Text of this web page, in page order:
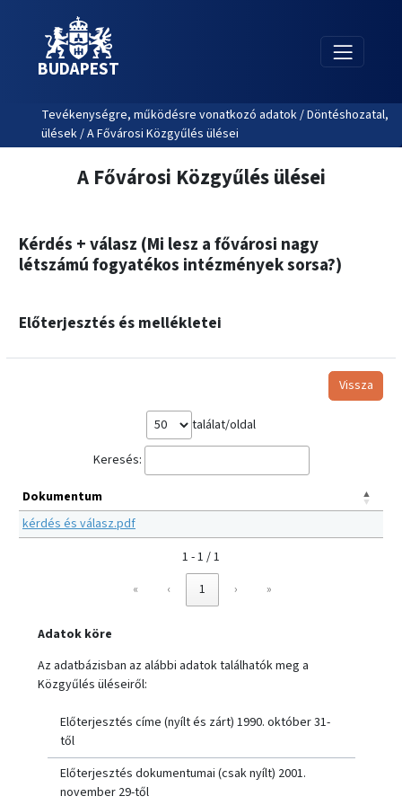
BUDAPEST
Tevékenységre, működésre vonatkozó adatok / Döntéshozatal,
ülések / A Fővárosi Közgyűlés ülései
A Fővárosi Közgyűlés ülései
Kérdés + válasz (Mi lesz a fővárosi nagy
létszámú fogyatékos intézmények sorsa?)
Előterjesztés és mellékletei
Vissza
találat/oldal
Keresés:
Dokumentum
kérdés és válasz.pdf
1 - 1 / 1
«
‹ 1 › »
Adatok köre
Az adatbázisban az alábbi adatok találhatók meg a
Közgyűlés üléseiről:
Előterjesztés címe (nyílt és zárt) 1990. október 31-
től
Előterjesztés dokumentumai (csak nyílt) 2001.
november 29-től